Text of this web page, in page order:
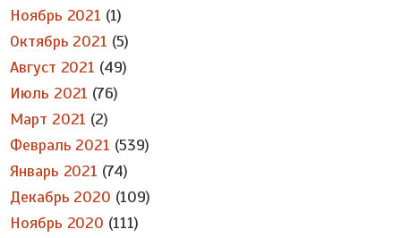
Ноябрь 2021 (1)
Октябрь 2021 (5)
Август 2021 (49)
Июль 2021 (76)
Март 2021 (2)
Февраль 2021 (539)
Январь 2021 (74)
Декабрь 2020 (109)
Ноябрь 2020 (111)